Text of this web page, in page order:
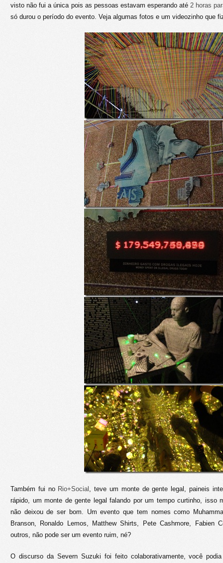
visto não fui a única pois as pessoas estavam esperando até2 horas
só durou o período do evento. Veja algumas fotos e um videozinho que
Também fui no Rio+Social , teve um monte de gente legal, paineis
rápido, um monte de gente legal falando por um tempo curtinho, isso
não deixou de ser bom. Um evento que tem nomes como
Branson, Ronaldo Lemos, Matthew Shirts, Pete Cashmore, Fabien
outros, não pode ser um evento ruim, né?
O discurso da Severn Suzuki foi feito colaborativamente, você